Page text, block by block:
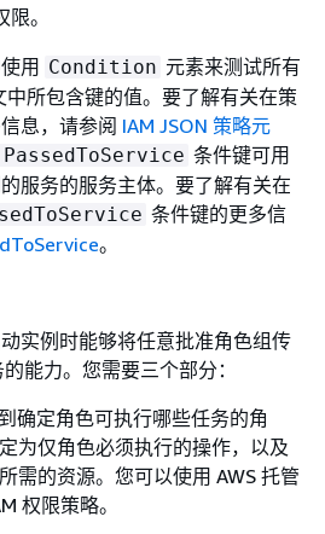
限。
用 Condition 元素来测试所有
中所包含键的值。要了解有关在策
息，请参阅 IAM JSON 策略元
条件键可用
服务的服务主体。要了解有关在
条件键的更多信
。
实例时能够将任意批准角色组传
能力。您需要三个部分：
确定角色可执行哪些任务的角
为仅角色必须执行的操作，以及
需的资源。您可以使用 AWS 托管
权限策略。